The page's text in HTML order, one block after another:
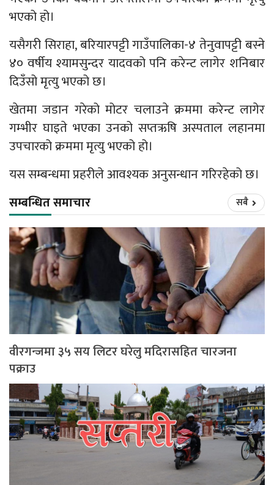
भएको हो।
यसैगरी सिराहा, बरियारपट्टी गाउँपालिका-४ तेनुवापट्टी बस्ने
४० वर्षीय श्यामसुन्दर यादवको पनि करेन्ट लागेर शनिबार
दिउँसो मृत्यु भएको छ।
खेतमा जडान गरेको मोटर चलाउने क्रममा करेन्ट लागेर
गम्भीर घाइते भएका उनको सप्तऋषि अस्पताल लहानमा
उपचारको क्रममा मृत्यु भएको हो।
यस सम्बन्धमा प्रहरीले आवश्यक अनुसन्धान गरिरहेको छ।
सम्बन्धित समाचार सबै
वीरगन्जमा ३५ सय लिटर घरेलु मदिरासहित चारजना
पक्राउ